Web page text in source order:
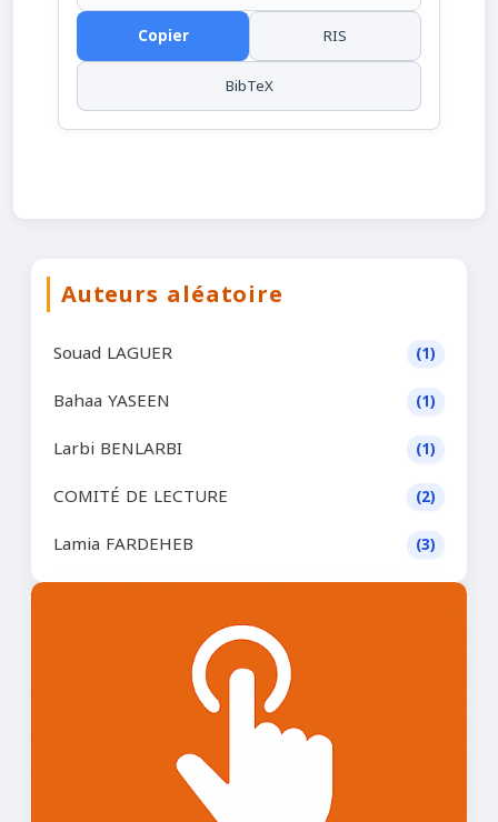
Copier
RIS
BibTeX
Auteurs aléatoire
Souad LAGUER (1)
Bahaa YASEEN (1)
Larbi BENLARBI (1)
COMITÉ DE LECTURE (2)
Lamia FARDEHEB (3)